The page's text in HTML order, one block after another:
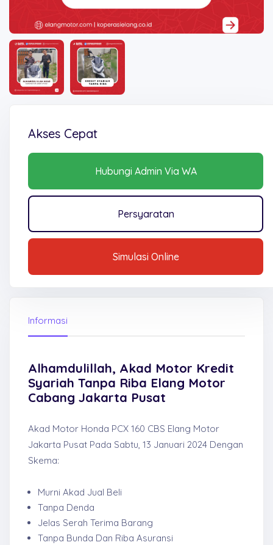
Akses Cepat
Hubungi Admin Via WA
Persyaratan
Simulasi Online
Informasi
Alhamdulillah, Akad Motor Kredit
Syariah Tanpa Riba Elang Motor
Cabang Jakarta Pusat
Akad Motor Honda PCX 160 CBS Elang Motor
Jakarta Pusat Pada Sabtu, 13 Januari 2024 Dengan
Skema:
Murni Akad Jual Beli
Tanpa Denda
Jelas Serah Terima Barang
Tanpa Bunda Dan Riba Asuransi